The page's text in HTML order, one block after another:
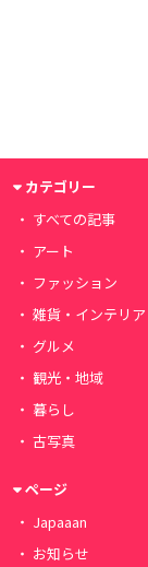
カテゴリー
すべての記事
アート
ファッション
雑貨・インテリア
グルメ
観光・地域
暮らし
古写真
ページ
Japaaan
お知らせ